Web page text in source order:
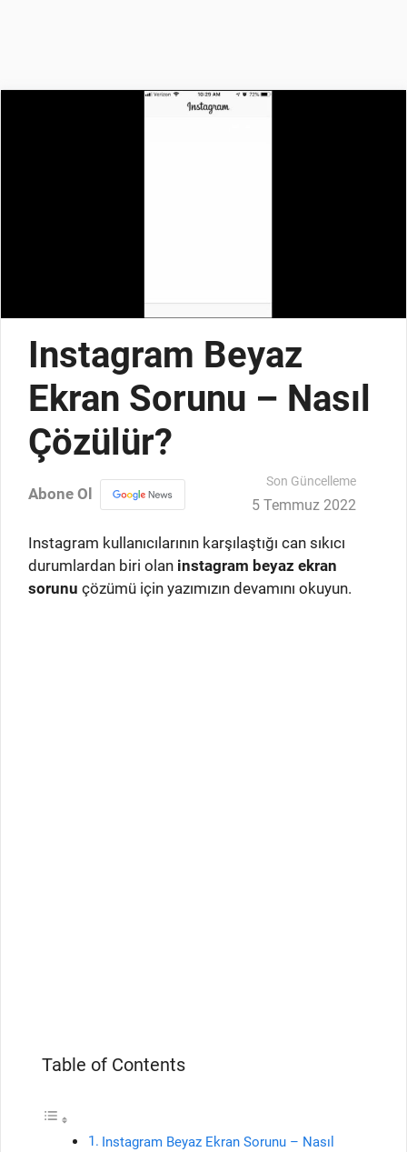
Instagram Beyaz
Ekran Sorunu – Nasıl
Çözülür?
Abone Ol
Son Güncelleme
5 Temmuz 2022
Instagram kullanıcılarının karşılaştığı can sıkıcı
durumlardan biri olan instagram beyaz ekran
sorunu çözümü için yazımızın devamını okuyun.
Table of Contents
Instagram Beyaz Ekran Sorunu – Nasıl